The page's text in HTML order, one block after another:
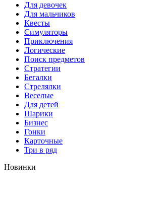
Для девочек
Для мальчиков
Квесты
Симуляторы
Приключения
Логические
Поиск предметов
Стратегии
Бегалки
Стрелялки
Веселые
Для детей
Шарики
Бизнес
Гонки
Карточные
Три в ряд
Новинки